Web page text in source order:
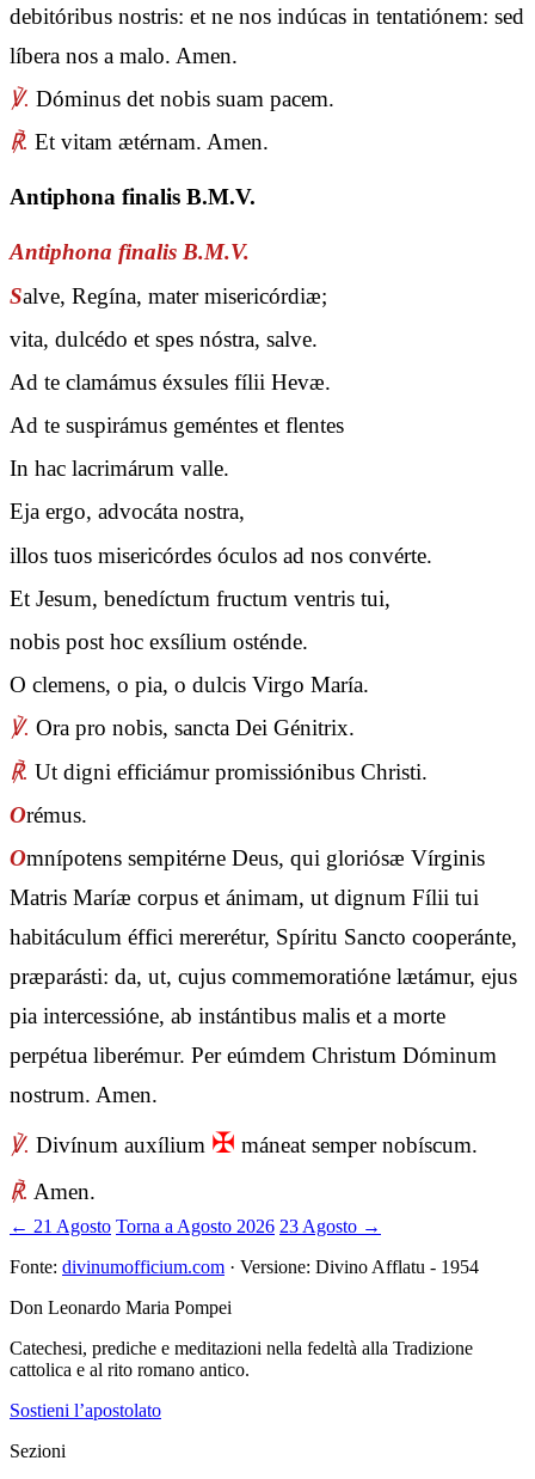
debitóribus nostris: et ne nos indúcas in tentatiónem: sed
líbera nos a malo. Amen.
℣. Dóminus det nobis suam pacem.
℟. Et vitam ætérnam. Amen.
Antiphona finalis B.M.V.
Antiphona finalis B.M.V.
Salve, Regína, mater misericórdiæ;
vita, dulcédo et spes nóstra, salve.
Ad te clamámus éxsules fílii Hevæ.
Ad te suspirámus geméntes et flentes
In hac lacrimárum valle.
Eja ergo, advocáta nostra,
illos tuos misericórdes óculos ad nos convérte.
Et Jesum, benedíctum fructum ventris tui,
nobis post hoc exsílium osténde.
O clemens, o pia, o dulcis Virgo María.
℣. Ora pro nobis, sancta Dei Génitrix.
℟. Ut digni efficiámur promissiónibus Christi.
Orémus.
Omnípotens sempitérne Deus, qui gloriósæ Vírginis
Matris Maríæ corpus et ánimam, ut dignum Fílii tui
habitáculum éffici mererétur, Spíritu Sancto cooperánte,
præparásti: da, ut, cujus commemoratióne lætámur, ejus
pia intercessióne, ab instántibus malis et a morte
perpétua liberémur. Per eúmdem Christum Dóminum
nostrum. Amen.
℣. Divínum auxílium ✠ máneat semper nobíscum.
℟. Amen.
← 21 Agosto Torna a Agosto 2026 23 Agosto →
Fonte: divinumofficium.com · Versione: Divino Afflatu - 1954
Don Leonardo Maria Pompei
Catechesi, prediche e meditazioni nella fedeltà alla Tradizione
cattolica e al rito romano antico.
Sostieni l’apostolato
Sezioni